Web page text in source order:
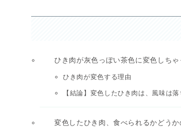
ひき肉が灰色っぽい茶色に変色しち
ひき肉が変色する理由
【結論】変色したひき肉は、風味は
変色したひき肉、食べられるかどう